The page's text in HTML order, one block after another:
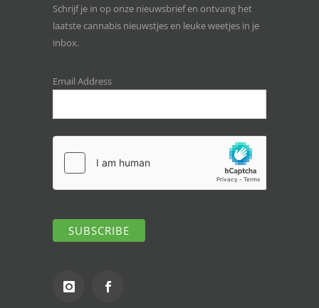
Schrijf je in op onze nieuwsbrief en ontvang het
laatste cannabis nieuwstjes en leuke weetjes in je
inbox.
Email Address